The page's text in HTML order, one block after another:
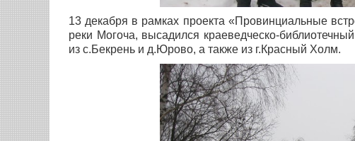
13 декабря в рамках проекта «Провинциальные
реки Могоча, высадился краеведческо-
из с.Бекрень и д.Юрово, а также из г.Красный Холм.